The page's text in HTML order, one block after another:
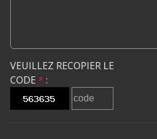
VEUILLEZ RECOPIER LE
CODE * :